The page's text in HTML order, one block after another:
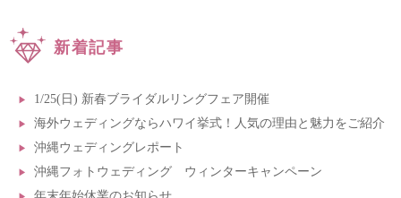
新着記事
1/25(日) 新春ブライダルリングフェア開催
海外ウェディングならハワイ挙式！人気の理由と魅力をご紹介
沖縄ウェディングレポート
沖縄フォトウェディング ウィンターキャンペーン